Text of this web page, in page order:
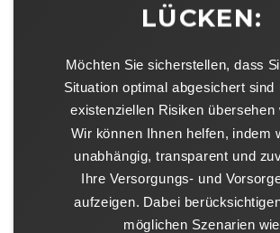
LÜCKEN:
Möchten Sie sicherstellen, dass
Situation optimal abgesichert sind
existenziellen Risiken übersehen
Wir können Ihnen helfen, indem
unabhängig, transparent und
Ihre Versorgungs- und
aufzeigen. Dabei
möglichen Szenarien wie